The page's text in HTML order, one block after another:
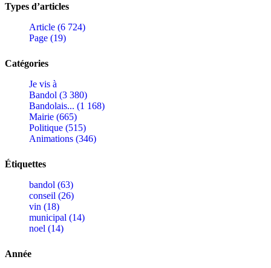
Types d’articles
Article (6 724)
Page (19)
Catégories
Je vis à
Bandol (3 380)
Bandolais... (1 168)
Mairie (665)
Politique (515)
Animations (346)
Étiquettes
bandol (63)
conseil (26)
vin (18)
municipal (14)
noel (14)
Année